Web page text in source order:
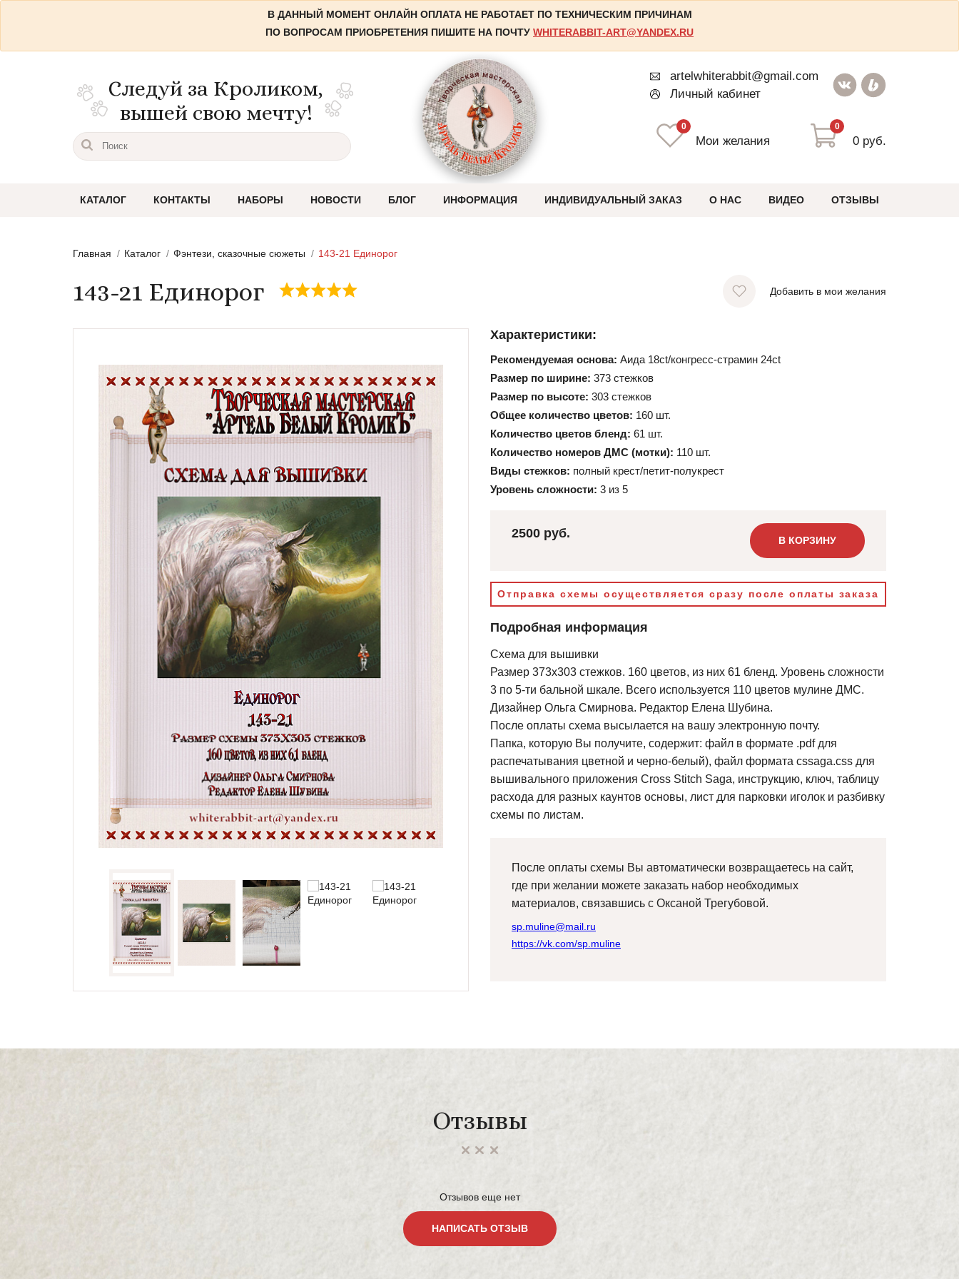
В ДАННЫЙ МОМЕНТ ОНЛАЙН ОПЛАТА НЕ РАБОТАЕТ ПО ТЕХНИЧЕСКИМ ПРИЧИНАМ
ПО ВОПРОСАМ ПРИОБРЕТЕНИЯ ПИШИТЕ НА ПОЧТУ WHITERABBIT-ART@YANDEX.RU
Следуй за Кроликом,
вышей свою мечту!
artelwhiterabbit@gmail.com
Личный кабинет
0
Мои желания
0
0 руб.
КАТАЛОГ
Городские пейзажи
Цветы и растения
Модерн, символизм,
импрессионизм,
гобелены, карты
Жанровые сцены
Религиозные сюжеты,
Дети, дети с животными,
животные и птицы
Фэнтези, сказочные
Схемы по картинам
художника Андрея
Семплеры и примитивы
Схемы для начинающих
КОНТАКТЫ НАБОРЫ НОВОСТИ БЛОГ ИНФОРМАЦИЯ ИНДИВИДУАЛЬНЫЙ ЗАКАЗ О НАС ВИДЕО ОТЗЫВЫ
Главная Каталог Фэнтези, сказочные сюжеты 143-21 Единорог
143-21 Единорог Добавить в мои желания
Характеристики:
Рекомендуемая основа: Аида 18ct/конгресс-страмин 24ct
Размер по ширине: 373 стежков
Размер по высоте: 303 стежков
Общее количество цветов: 160 шт.
Количество цветов бленд: 61 шт.
Количество номеров ДМС (мотки): 110 шт.
Виды стежков: полный крест/петит-полукрест
Уровень сложности: 3 из 5
2500 руб. В КОРЗИНУ
Отправка схемы осуществляется сразу после оплаты заказа
Подробная информация
Схема для вышивки
Размер 373х303 стежков. 160 цветов, из них 61 бленд. Уровень сложности
3 по 5-ти бальной шкале. Всего используется 110 цветов мулине ДМС.
Дизайнер Ольга Смирнова. Редактор Елена Шубина.
После оплаты схема высылается на вашу электронную почту.
Папка, которую Вы получите, содержит: файл в формате .pdf для
распечатывания цветной и черно-белый), файл формата cssaga.css для
вышивального приложения Cross Stitch Saga, инструкцию, ключ, таблицу
расхода для разных каунтов основы, лист для парковки иголок и разбивку
схемы по листам.
После оплаты схемы Вы автоматически возвращаетесь на сайт,
где при желании можете заказать набор необходимых
материалов, связавшись с Оксаной Трегубовой.
sp.muline@mail.ru
https://vk.com/sp.muline
Отзывы
Отзывов еще нет
НАПИСАТЬ ОТЗЫВ